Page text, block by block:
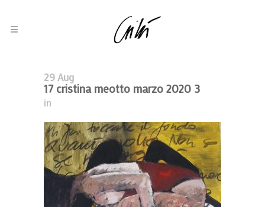
29 Aug
17 cristina meotto marzo 2020 3
in